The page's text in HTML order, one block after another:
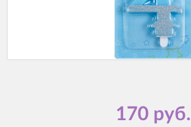
170 руб.